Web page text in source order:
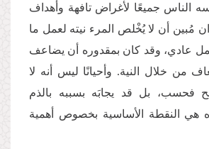
الناس جميعًا لأغراض تافهة وأهداف
مُبين أن لا يُخْلص المرء نيته لعمل ما
عادي، وقد كان بمقدوره أن يضاعف
من خلال النية. وأحيانًا ليس أنه لا
فحسب، بل قد يجابَه بسببه بالذم
هي النقطة الأساسية بخصوص أهمية